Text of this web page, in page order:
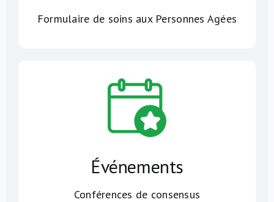
Formulaire de soins aux Personnes Agées
Événements
Conférences de consensus